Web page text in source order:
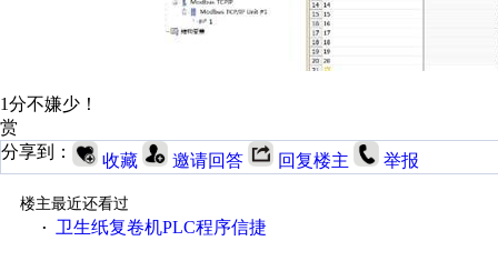
1分不嫌少！
赏
分享到：
收藏 邀请回答 回复楼主 举报
楼主最近还看过
·
卫生纸复卷机PLC程序信捷